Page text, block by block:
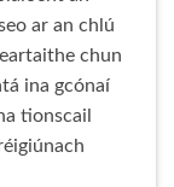
ar an chlú
chun
ina gcónaí
tionscail